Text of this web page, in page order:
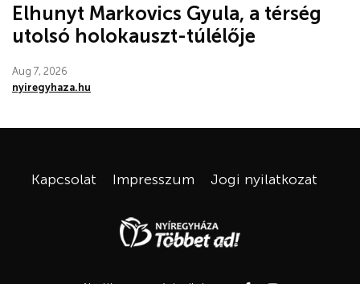
Elhunyt Markovics Gyula, a térség
utolsó holokauszt-túlélője
Aug 7, 2026
nyiregyhaza.hu
Kapcsolat Impresszum Jogi nyilatkozat